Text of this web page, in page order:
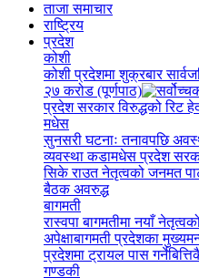
ताजा समाचार
राष्ट्रिय
प्रदेश
कोशी
कोशी प्रदेशमा शुक्रबार
२७ करोड (पूर्णपाठ)
प्रदेश सरकार विरुद्धको रिट
मधेस
सुनसरी घटनाः तनावपछि
व्यवस्था कडामधेस प्रदेश
सिके राउत नेतृत्वको जनमत
बैठक अवरुद्ध
बागमती
रास्वपा बागमतीमा नयाँ
अपेक्षाबागमती प्रदेशका
प्रदेशमा ट्रायल पास
गण्डकी